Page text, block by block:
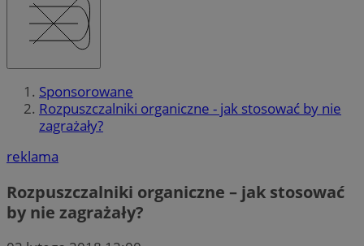
Sponsorowane
Rozpuszczalniki organiczne - jak stosować by nie
zagrażały?
reklama
Rozpuszczalniki organiczne – jak stosować
by nie zagrażały?